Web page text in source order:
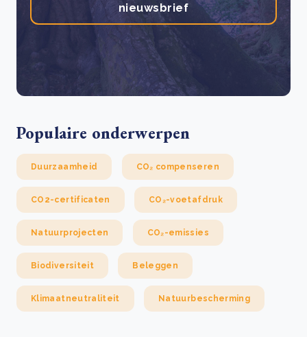
nieuwsbrief
Populaire onderwerpen
Duurzaamheid CO₂ compenseren
CO2-certificaten CO₂-voetafdruk
Natuurprojecten CO₂-emissies
Biodiversiteit Beleggen
Klimaatneutraliteit Natuurbescherming